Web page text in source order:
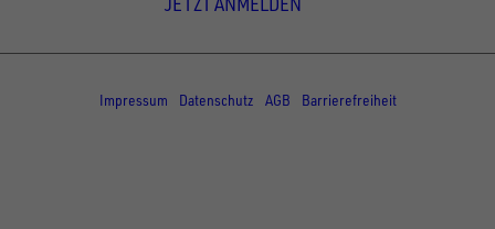
Impressum
Datenschutz AGB Barrierefreiheit